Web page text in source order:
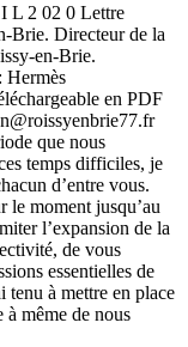
L 2 02 0 Lettre
Brie. Directeur de la
en-Brie.
Hermès
en PDF
que nous
temps difficiles, je
d’entre vous.
le moment jusqu’au
l’expansion de la
de vous
essentielles de
tenu à mettre en place
à même de nous